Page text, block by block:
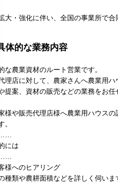
大・強化に伴い、全国の事業所で合
体的な業務内容
な農業資材のルート営業です。
理店に対して、農家さんへ農業用ハ
提案、資材の販売などの業務をお任
様や販売代理店様へ農業用ハウス
。
には
様へのヒアリング
種類や農耕面積などを詳しく伺いま